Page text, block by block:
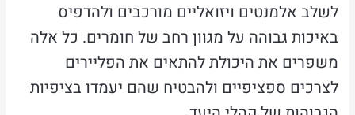
לשלב אלמנטים ויזואליים מורכבים ולהדפיס
באיכות גבוהה על מגוון רחב של חומרים. כל אלה
משפרים את היכולת להתאים את הפליירים
לצרכים ספציפיים ולהבטיח שהם יעמדו בציפיות